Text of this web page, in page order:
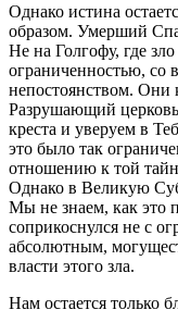
Однако истина
образом. Умерший
Не на Голгофу, где
ограниченностью, со
непостоянством. Они
Разрушающий
креста и уверуем в
это было так
отношению к той
Однако в Великую
Мы не знаем, как это
соприкоснулся не с
абсолютным,
власти этого зла.
Нам остается только